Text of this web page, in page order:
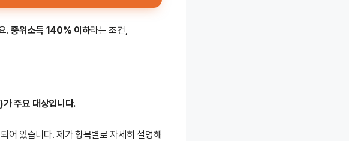
.중위소득 140% 이하라는 조건,
주요 대상입니다.
어 있습니다. 제가 항목별로 자세히 설명해